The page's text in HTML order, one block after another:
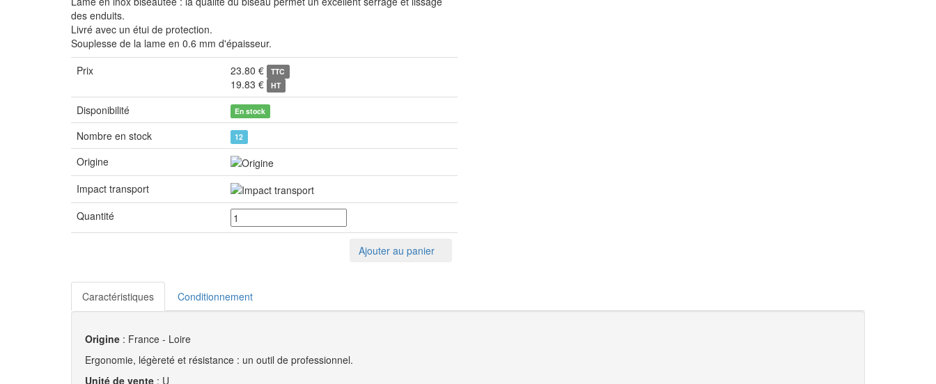
Lame en inox biseautée : la qualité du biseau permet un excellent serrage et lissage
des enduits.
Livré avec un étui de protection.
Souplesse de la lame en 0.6 mm d'épaisseur.
23.80 € TTC
19.83 €
Disponibilité En stock
Nombre en stock 12
Origine
Impact transport
Quantité
Origine: France - Loire
Ergonomie, légèreté et résistance : un outil de professionnel.